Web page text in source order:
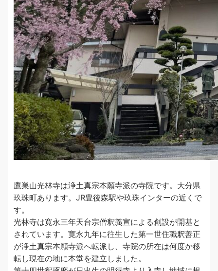
鷹巣山光林寺は浄土真宗本願寺派の寺院です。大分県
玖珠町あります。JR豊後森駅や玖珠インターの近くで
す。
光林寺は寛永三年天台宗僧釈義宣による創設が開基と
されています。寛永九年に往生した第一世住職釈善正
が浄土真宗本願寺派へ転派し、寺院の所在は何度か移
転し現在の地に本堂を建立しました。